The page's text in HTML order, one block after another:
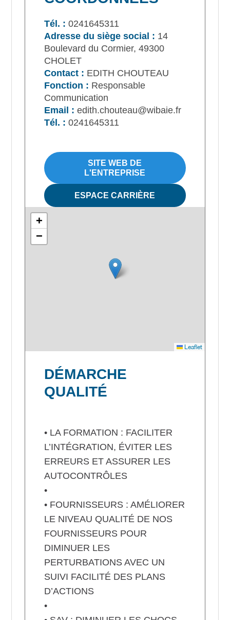
Tél. : 0241645311
Adresse du siège social : 14
Boulevard du Cormier, 49300
CHOLET
Contact : EDITH CHOUTEAU
Fonction : Responsable
Communication
Email : edith.chouteau@wibaie.fr
Tél. : 0241645311
SITE WEB DE
L'ENTREPRISE
ESPACE CARRIÈRE
+
−
Leaflet
DÉMARCHE
QUALITÉ
• LA FORMATION : FACILITER
L’INTÉGRATION, ÉVITER LES
ERREURS ET ASSURER LES
AUTOCONTRÔLES
•
• FOURNISSEURS : AMÉLIORER
LE NIVEAU QUALITÉ DE NOS
FOURNISSEURS POUR
DIMINUER LES
PERTURBATIONS AVEC UN
SUIVI FACILITÉ DES PLANS
D’ACTIONS
•